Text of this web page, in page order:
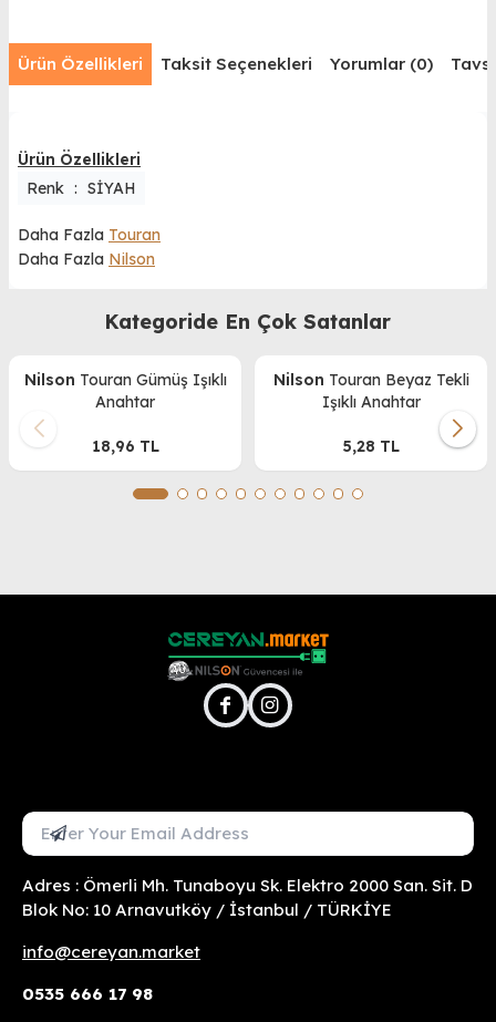
Ürün Özellikleri Taksit Seçenekleri Yorumlar (0)
Ürün Özellikleri
Renk : SİYAH
Daha Fazla Touran
Daha Fazla Nilson
Kategoride En Çok Satanlar
Nilson Touran Gümüş Işıklı
Anahtar
18,96 TL
Nilson Touran Beyaz Tekli
Işıklı Anahtar
5,28 TL
facebookinstagram
Mail Adresini Gir
Abone Ol
Adres : Ömerli Mh. Tunaboyu Sk. Elektro 2000 San. Sit. D
Blok No: 10 Arnavutköy / İstanbul / TÜRKİYE
info@cereyan.market
0535 666 17 98